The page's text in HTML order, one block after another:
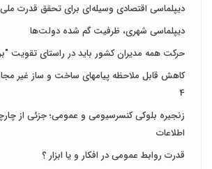
دیپلماسی اقتصادی وسیله‌ای برای تحقق قدرت ملی
دیپلماسی شهری، ظرفیت گم شده دولت‌ها
حرکت همه مدیران کشور باید در راستای تقویت
4
زنجیره بلوکی کنسرسیومی و عمومی؛ جزئی از
اطلاعات
قدرت روابط عمومی در افکار و یا ابزار ؟